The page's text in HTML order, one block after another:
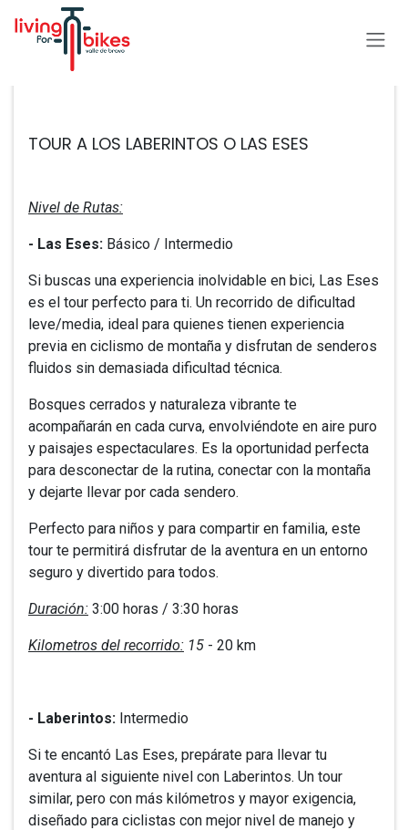
TOUR A LOS LABERINTOS O LAS ESES
Nivel de Rutas:
- ​Las Eses: Básico / Intermedio
Si buscas una experiencia inolvidable en bici, Las Eses
es el tour perfecto para ti. Un recorrido de dificultad
leve/media, ideal para quienes tienen experiencia
previa en ciclismo de montaña y disfrutan de senderos
fluidos sin demasiada dificultad técnica.
Bosques cerrados y naturaleza vibrante te
acompañarán en cada curva, envolviéndote en aire puro
y paisajes espectaculares. Es la oportunidad perfecta
para desconectar de la rutina, conectar con la montaña
y dejarte llevar por cada sendero.
Perfecto para niños y para compartir en familia, este
tour te permitirá disfrutar de la aventura en un entorno
seguro y divertido para todos.
Duración: 3:00 horas / 3:30 horas
Kilometros del recorrido: 15 - 20 km
- Laberintos: Intermedio
Si te encantó Las Eses, prepárate para llevar tu
aventura al siguiente nivel con Laberintos. Un tour
similar, pero con más kilómetros y mayor exigencia,
diseñado para ciclistas con mejor nivel de manejo y